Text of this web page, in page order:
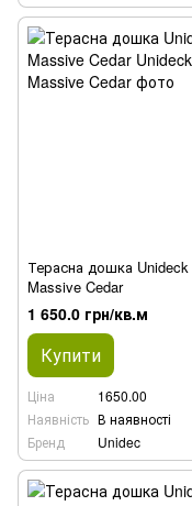
Терасна дошка Unideck
Massive Cedar
1 650.0 грн/кв.м
Купити
Ціна
1650.00
Наявність В наявності
Бренд
Unidec